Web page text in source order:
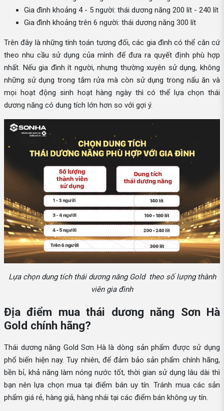
Gia đình khoảng 4 - 5 người: thái dương năng 200 lít - 240 lít
Gia đình khoảng trên 6 người: thái dương năng 300 lít
Trên đây là những tính toán tương đối, các gia đình có thể căn cứ
theo nhu cầu sử dụng của mình để đưa ra quyết định phù hợp
nhất. Nếu gia đình ít người, nhưng thường xuyên sử dụng, không
những sử dụng trong tắm rửa mà còn sử dụng trong nấu ăn và
mọi hoạt động sinh hoạt hàng ngày thì có thể lựa chọn thái
dương năng có dung tích lớn hơn so với gợi ý.
Lựa chọn dung tích thái dương năng Gold theo số lượng thành
viên gia đình
Địa điểm mua thái dương năng Sơn Hà
Gold chính hãng?
Thái dương năng Gold Sơn Hà là dòng sản phẩm được sử dụng
phổ biến hiện nay. Tuy nhiên, để đảm bảo sản phẩm chính hãng,
bền bỉ, khả năng làm nóng nước tốt, thời gian sử dụng lâu dài thì
bạn nên lựa chọn mua tại điểm bán uy tín. Tránh mua các sản
phẩm giá rẻ, hàng giả, hàng nhái tại các điểm bán không uy tín.